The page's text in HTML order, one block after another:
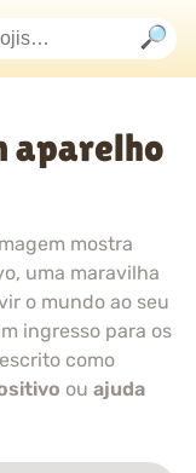
aparelho
mostra
uma maravilha
o mundo ao seu
ingresso para os
como
ou ajuda